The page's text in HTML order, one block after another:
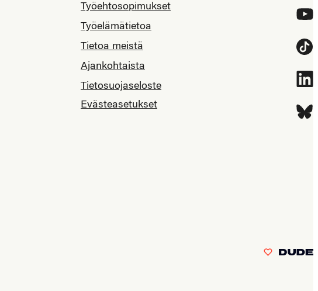
Työehtosopimukset
Työelämätietoa
Tietoa meistä
Ajankohtaista
Tietosuojaseloste
Evästeasetukset